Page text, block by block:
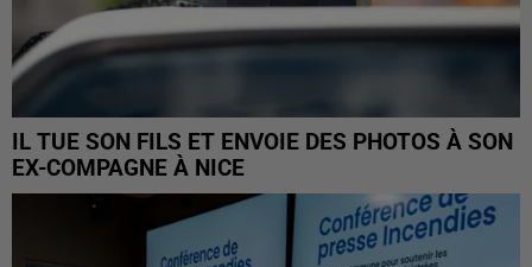
IL TUE SON FILS ET ENVOIE DES PHOTOS À SON
EX-COMPAGNE À NICE